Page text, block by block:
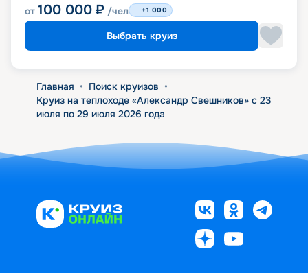
от 100 000 ₽ /чел +1 000
Выбрать круиз
Главная • Поиск круизов •
Круиз на теплоходе «Александр Свешников» с 23
июля по 29 июля 2026 года